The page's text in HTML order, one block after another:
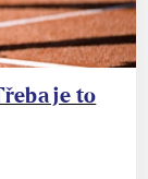
je to